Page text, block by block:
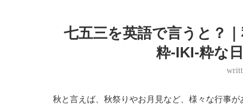
七五三を英語で言うと？
粋-IKI-粋な
秋と言えば、秋祭りやお月見など、様々な行事